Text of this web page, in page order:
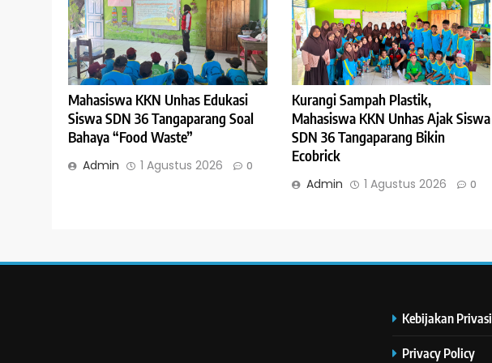
Mahasiswa KKN Unhas Edukasi
Siswa SDN 36 Tangaparang Soal
Bahaya “Food Waste”
Admin 1 Agustus 2026 0
Kurangi Sampah Plastik,
Mahasiswa KKN Unhas Ajak Siswa
SDN 36 Tangaparang Bikin
Ecobrick
Admin 1 Agustus 2026 0
Kebijakan Privasi
Privacy Policy